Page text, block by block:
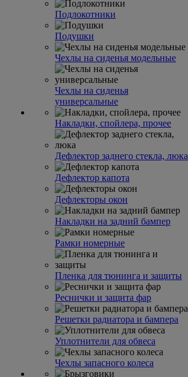
Подлокотники
Подушки
Чехлы на сиденья модельные
Чехлы на сиденья
универсальные
Накладки, спойлера, прочее
Дефлектор заднего стекла, люка
Дефлектор капота
Дефлекторы окон
Накладки на задний бампер
Рамки номерные
Пленка для тюнинга и защиты
Реснички и защита фар
Решетки радиатора и бампера
Уплотнители для обвеса
Чехлы запасного колеса